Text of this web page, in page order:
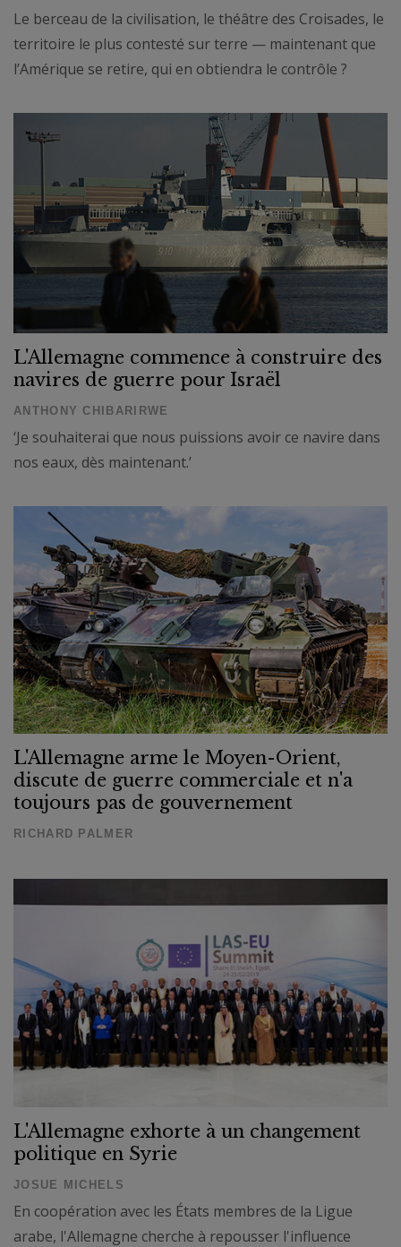
Le berceau de la civilisation, le théâtre des Croisades, le
territoire le plus contesté sur terre — maintenant que
l’Amérique se retire, qui en obtiendra le contrôle ?
L'Allemagne commence à construire des
navires de guerre pour Israël
ANTHONY CHIBARIRWE
‘Je souhaiterai que nous puissions avoir ce navire dans
nos eaux, dès maintenant.’
L'Allemagne arme le Moyen-Orient,
discute de guerre commerciale et n'a
toujours pas de gouvernement
RICHARD PALMER
L'Allemagne exhorte à un changement
politique en Syrie
JOSUE MICHELS
En coopération avec les États membres de la Ligue
arabe, l'Allemagne cherche à repousser l'influence